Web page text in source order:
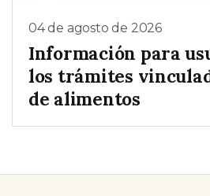
04 de agosto de 2026
Información para
los trámites
de alimentos